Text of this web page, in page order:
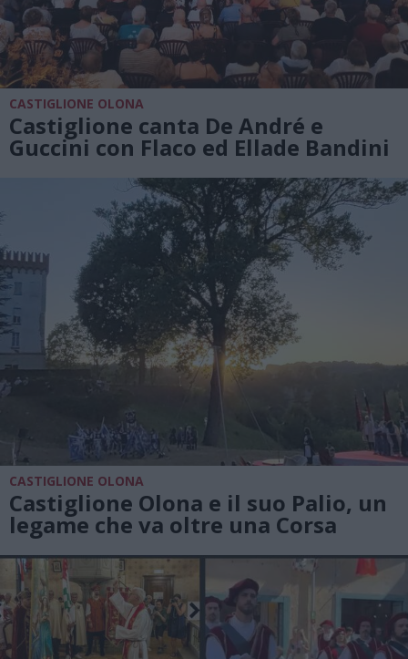
CASTIGLIONE OLONA
Castiglione canta De André e
Guccini con Flaco ed Ellade Bandini
CASTIGLIONE OLONA
Castiglione Olona e il suo Palio, un
legame che va oltre una Corsa